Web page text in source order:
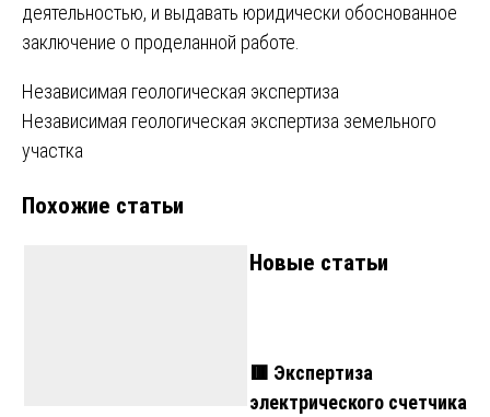
деятельностью, и выдавать юридически обоснованное
заключение о проделанной работе.
Навигация
по
Независимая геологическая экспертиза
Независимая геологическая экспертиза земельного
участка
Похожие статьи
Новые статьи
🟥 Экспертиза
электрического счетчика